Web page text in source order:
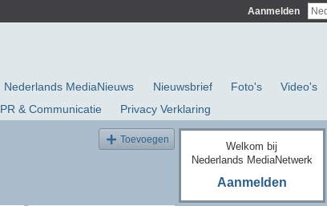
Aanmelden
Nederlands MediaNieuws Nieuwsbrief Foto's
Video's
PR & Communicatie Privacy Verklaring
Toevoegen
Welkom bij
Nederlands MediaNetwerk
Aanmelden